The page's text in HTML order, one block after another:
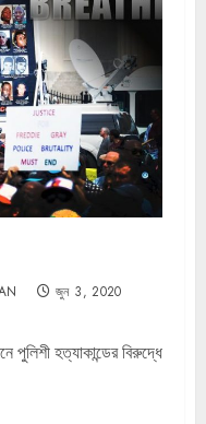
জুন 3, 2020
পুলিশী হত্যাকান্ডের বিরুদ্ধে